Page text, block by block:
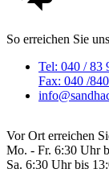
So erreichen Sie
Tel: 040 / 83
Fax: 040 /
Vor Ort erreichen
Mo. - Fr. 6:30 Uhr
Sa. 6:30 Uhr bis